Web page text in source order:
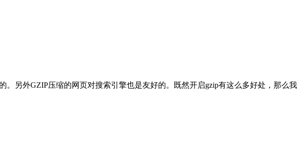
另外GZIP压缩的网页对搜索引擎也是友好的。既然开启gzip有这么多好处，那么我